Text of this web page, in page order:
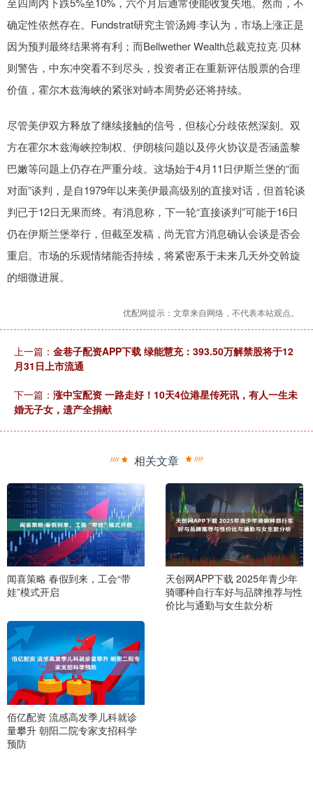
确定性依然存在。Fundstrat研究主管汤姆·李认为，市场上涨正是
因为预判最终结果将有利；而Bellwether Wealth总裁克拉克·贝林
则警告，中东冲突看不到尽头，投资者正在重新评估股票的合理
价值，霍尔木兹海峡的紧张对峙本周势必还将持续。
尽管美伊双方释放了继续接触的信号，但核心分歧依然深刻。双
方在霍尔木兹海峡控制权、伊朗核问题以及停火协议是否涵盖黎
巴嫩等问题上仍存在严重分歧。这场始于4月11日伊斯兰堡的“面
对面”谈判，是自1979年以来美伊最高级别的直接对话，但首轮谈
判已于12日无果而终。有消息称，下一轮“直接谈判”可能于16日
仍在伊斯兰堡举行，但截至发稿，尚无官方消息确认会谈是否会
重启。市场的乐观情绪能否持续，将紧密系于未来几天外交斡旋
的细微进展。
优配网提示：文章来自网络，不代表本站观点。
上一篇： 金巷子配资APP下载 绿能慧充：393.50万解禁股将于12
月31日上市流通
下一篇： 涨中宝配资 一路走好！10天4位港星传死讯，有人一生未
婚无子女，遗产全捐献
相关文章
闻喜策略 春假到来，工会“带
娃”模式开启
天创网APP下载 2025年青少年
骑哪种自行车好与品牌推荐与性
价比与通勤与女生款分析
佰亿配资 流感高发季儿科就诊
量攀升 朝阳二院专家支招科学
预防